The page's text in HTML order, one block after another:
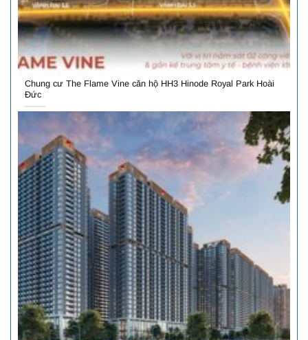
Chung cư The Flame Vine căn hộ HH3 Hinode Royal Park Hoài
Đức